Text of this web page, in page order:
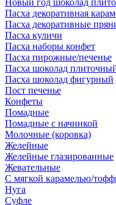
Новый год шоколад
Пасха декоративная
Пасха декоративные
Пасха куличи
Пасха наборы конфет
Пасха пирожные/печенье
Пасха шоколад
Пасха шоколад фигурный
Пост печенье
Конфеты
Помадные
Помадные с начинкой
Молочные (коровка)
Желейные
Желейные глазированные
Жевательные
С мягкой карамелью/
Нуга
Суфле